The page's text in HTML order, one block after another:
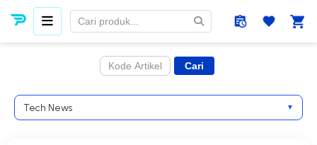
Tech News ▼